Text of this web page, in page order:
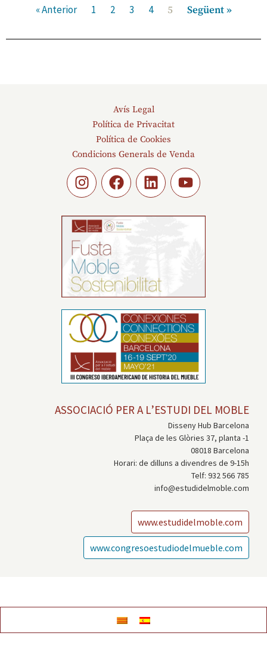
« Anterior 1 2 3 4 5 Següent »
Avís Legal
Política de Privacitat
Política de Cookies
Condicions Generals de Venda
ASSOCIACIÓ PER A L’ESTUDI DEL MOBLE
Disseny Hub Barcelona
Plaça de les Glòries 37, planta -1
08018 Barcelona
Horari: de dilluns a divendres de 9-15h
Telf: 932 566 785
info@estudidelmoble.com
www.estudidelmoble.com
www.congresoestudiodelmueble.com